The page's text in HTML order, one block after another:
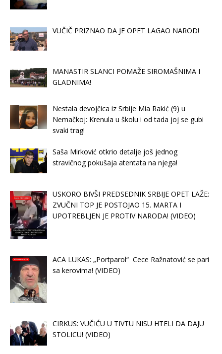
VUČIČ PRIZNAO DA JE OPET LAGAO NAROD!
MANASTIR SLANCI POMAŽE SIROMAŠNIMA I
GLADNIMA!
Nestala devojčica iz Srbije Mia Rakić (9) u
Nemačkoj: Krenula u školu i od tada joj se gubi
svaki trag!
Saša Mirković otkrio detalje još jednog
stravičnog pokušaja atentata na njega!
USKORO BIVŠI PREDSEDNIK SRBIJE OPET LAŽE:
ZVUČNI TOP JE POSTOJAO 15. MARTA I
UPOTREBLJEN JE PROTIV NARODA! (VIDEO)
ACA LUKAS: „Portparol“ Cece Ražnatović se pari
sa kerovima! (VIDEO)
CIRKUS: VUČIĆU U TIVTU NISU HTELI DA DAJU
STOLICU! (VIDEO)